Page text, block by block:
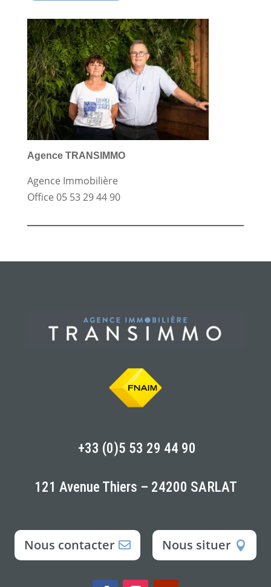
Agence TRANSIMMO
Agence Immobilière
Office 05 53 29 44 90
+33 (0)5 53 29 44 90
121 Avenue Thiers – 24200 SARLAT
Nous contacter Nous situer